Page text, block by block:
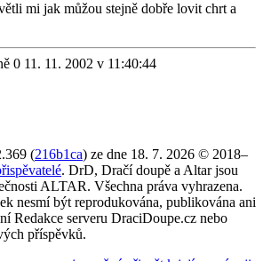
mi jak můžou stejně dobře lovit chrt a
11. 11. 2002 v 11:40:44
(216b1ca) ze dne 18. 7. 2026 © 2018–
. DrD, Dračí doupě a Altar jsou
ALTAR. Všechna práva vyhrazena.
nesmí být reprodukována, publikována ani
Redakce serveru DraciDoupe.cz nebo
příspěvků.